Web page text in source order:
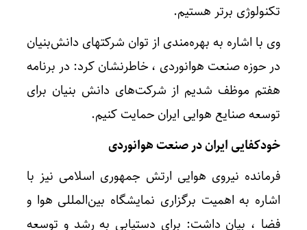
تکنولوژی‌ برتر هستیم.
وی با اشاره به بهره‌مندی از توان شرکتهای دانش‌بنیان
در حوزه صنعت هوانوردی ، خاطرنشان کرد: در برنامه
هفتم موظف شدیم از شرکت‌های دانش بنیان برای
توسعه صنایع هوایی ایران حمایت کنیم.
خودکفایی ایران در صنعت هوانوردی
فرمانده نیروی هوایی ارتش جمهوری اسلامی نیز با
اشاره به اهمیت برگزاری نمایشگاه بین‌المللی هوا و
فضا ، بیان داشت: برای دستیابی به رشد و توسعه